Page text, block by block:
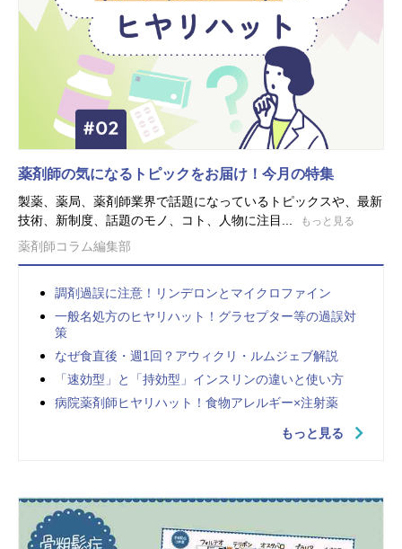
薬剤師の気になるトピックをお届け！今月の特集
製薬、薬局、薬剤師業界で話題になっているトピックスや、最新
技術、新制度、話題のモノ、コト、人物に注目...
もっと見る
薬剤師コラム編集部
調剤過誤に注意！リンデロンとマイクロファイン
一般名処方のヒヤリハット！グラセプター等の過誤対
策
なぜ食直後・週1回？アウィクリ・ルムジェブ解説
「速効型」と「持効型」インスリンの違いと使い方
病院薬剤師ヒヤリハット！食物アレルギー×注射薬
もっと見る